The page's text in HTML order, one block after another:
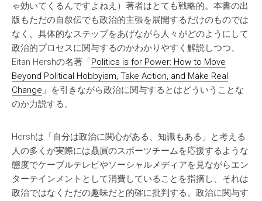
ゃ効いてくるんですよねえ）著者はとても戦略的。本書の出
版もただの自叙伝でも政治的主張を展開するだけのものでは
なく、具体的なステップをあげながら人々がどのようにして
政治的プロセスに関与するのかわかりやすく解説しつつ、
Eitan Hershの名著「Politics is for Power: How to Move
Beyond Political Hobbyism, Take Action, and Make Real
Change 」を引きながら政治に関与するとはどういうことな
のか力説する。
Hershは「自分は政治に関心がある、知識もある」と考える
人の多くが実際には贔屓のスポーツチームを応援するような
態度でケーブルテレビやソーシャルメディアを見ながらエン
ターテインメントとして消費していることを指摘し、それは
政治ではなくただの趣味だと的確に批判する。政治に関与す